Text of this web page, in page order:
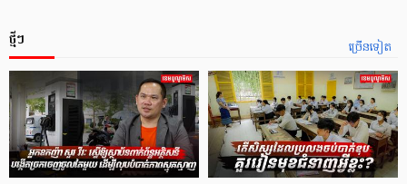
ច្រើនទៀត
ថ្មីៗ